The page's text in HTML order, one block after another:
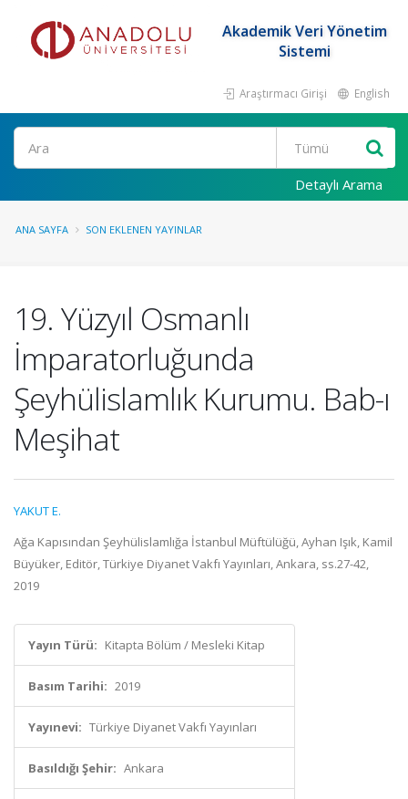
Akademik Veri Yönetim
Sistemi
Araştırmacı Girişi English
Ara
Detaylı Arama
ANA SAYFA SON EKLENEN YAYINLAR
19. Yüzyıl Osmanlı
İmparatorluğunda
Şeyhülislamlık Kurumu. Bab-ı
Meşihat
YAKUT E.
Ağa Kapısından Şeyhülislamlığa İstanbul Müftülüğü, Ayhan Işık, Kamil
Büyüker, Editör, Türkiye Diyanet Vakfı Yayınları, Ankara, ss.27-42,
2019
Yayın Türü: Kitapta Bölüm / Mesleki Kitap
Basım Tarihi: 2019
Yayınevi: Türkiye Diyanet Vakfı Yayınları
Basıldığı Şehir: Ankara